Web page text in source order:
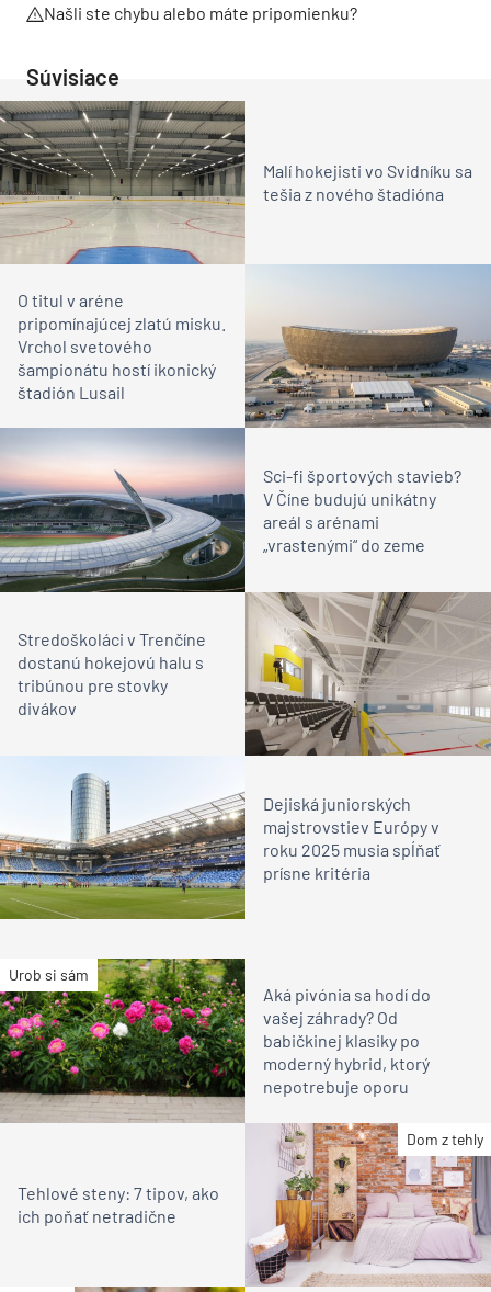
Našli ste chybu alebo máte pripomienku?
Súvisiace
Malí hokejisti vo Svidníku sa
tešia z nového štadióna
O titul v aréne
pripomínajúcej zlatú misku.
Vrchol svetového
šampionátu hostí ikonický
štadión Lusail
Sci-fi športových stavieb?
V Číne budujú unikátny
areál s arénami
„vrastenými“ do zeme
Stredoškoláci v Trenčíne
dostanú hokejovú halu s
tribúnou pre stovky
divákov
Dejiská juniorských
majstrovstiev Európy v
roku 2025 musia spĺňať
prísne kritéria
Urob si sám
Aká pivónia sa hodí do
vašej záhrady? Od
babičkinej klasiky po
moderný hybrid, ktorý
nepotrebuje oporu
Dom z tehly
Tehlové steny: 7 tipov, ako
ich poňať netradične